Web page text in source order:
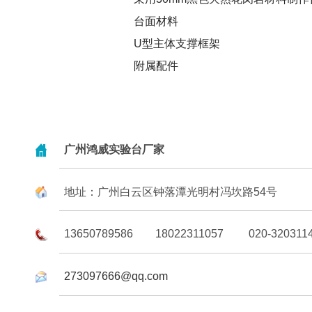
台面材料
U型主体支撑框架
附属配件
广州鸿威实验台厂家
地址：广州白云区钟落潭光明村冯坎路54号
13650789586 18022311057 020-
273097666@qq.com